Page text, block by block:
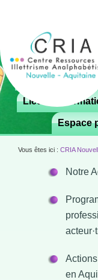
Menu
principal Le CRIA
Lieux de
Espace
Vous êtes ici : CRIA
Notre
en